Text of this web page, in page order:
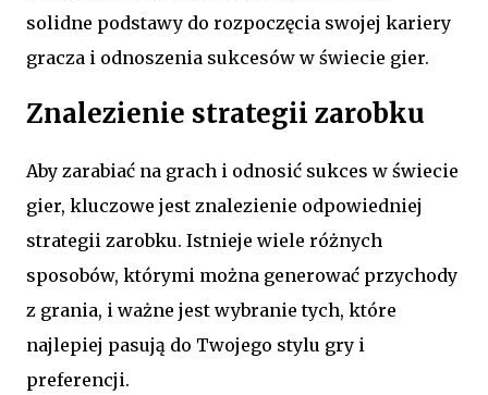
solidne podstawy do rozpoczęcia swojej kariery
gracza i odnoszenia sukcesów w świecie gier.
Znalezienie strategii zarobku
Aby zarabiać na grach i odnosić sukces w świecie
gier, kluczowe jest znalezienie odpowiedniej
strategii zarobku. Istnieje wiele różnych
sposobów, którymi można generować przychody
z grania, i ważne jest wybranie tych, które
najlepiej pasują do Twojego stylu gry i
preferencji.